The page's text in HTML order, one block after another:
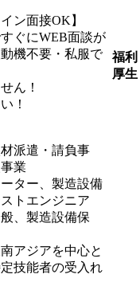
ン面接OK】
ぐにWEB面談が
機不要・私服で
ん！
！
派遣・請負事
業
ター、製造設備
トエンジニア
、製造設備保
アジアを中心と
技能者の受入れ
福利
厚生